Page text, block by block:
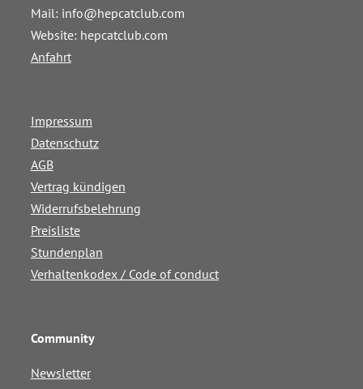
Mail: info@hepcatclub.com
Website: hepcatclub.com
Anfahrt
Impressum
Datenschutz
AGB
Vertrag kündigen
Widerrufsbelehrung
Preisliste
Stundenplan
Verhaltenkodex / Code of conduct
Community
Newsletter